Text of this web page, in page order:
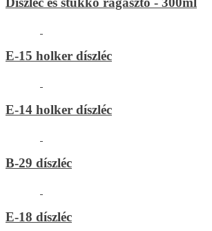
E-15 holker díszléc
E-14 holker díszléc
B-29 díszléc
E-18 díszléc